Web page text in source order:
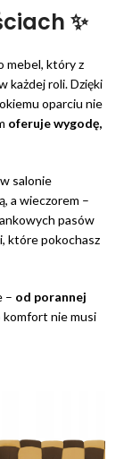
✨
mebel, który z
każdej roli. Dzięki
oparciu nie
oferuje wygodę,
salonie
a wieczorem –
pasów
które pokochasz
– od porannej
komfort nie musi